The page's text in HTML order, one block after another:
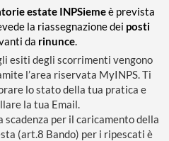
estate INPSiemeè prevista
la riassegnazione dei posti
da rinunce.
esiti degli scorrimenti vengono
l’area riservata MyINPS. Ti
lo stato della tua pratica e
la tua Email.
scadenza per il caricamento della
(art.8 Bando) per i ripescati è